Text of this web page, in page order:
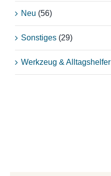
Neu (56)
Sonstiges (29)
Werkzeug & Alltagshelfer